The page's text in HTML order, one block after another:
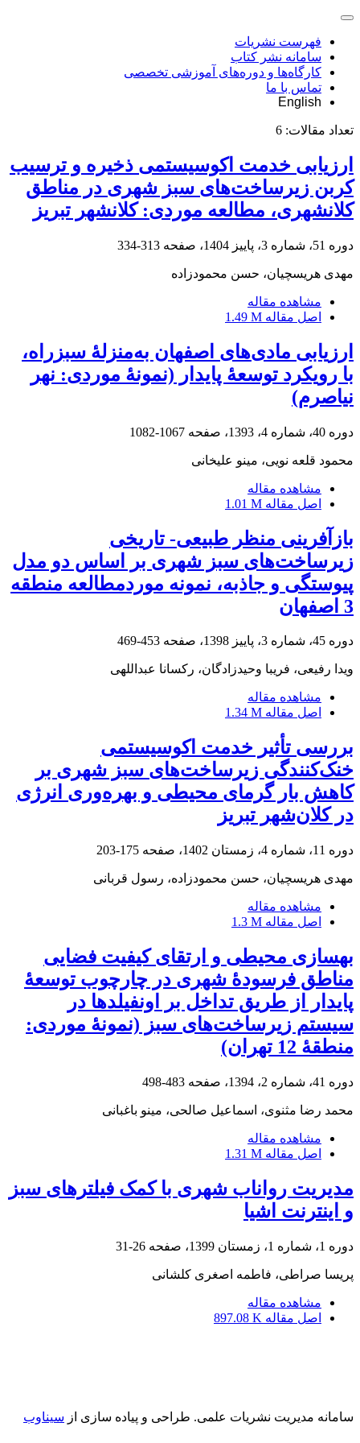
فهرست نشریات
سامانه نشر کتاب
کارگاه‌ها و دوره‌های آموزشی تخصصی
تماس با ما
English
تعداد مقالات: 6
ارزیابی خدمت اکوسیستمی ذخیره و ترسیب
کربن زیرساخت‌های سبز شهری در مناطق
کلانشهری، مطالعه موردی: کلانشهر تبریز
دوره 51، شماره 3، پاییز 1404، صفحه 313-334
مهدی هریسچیان، حسن محمودزاده
مشاهده مقاله
اصل مقاله 1.49 M
ارزیابی مادی‌های اصفهان به‌منزلۀ سبزراه،
با رویکرد توسعۀ پایدار (نمونۀ موردی: نهر
نیاصرم)
دوره 40، شماره 4، 1393، صفحه 1067-1082
محمود قلعه نویی، مینو علیخانی
مشاهده مقاله
اصل مقاله 1.01 M
بازآفرینی منظر طبیعی- تاریخی
زیرساخت‌های سبز شهری بر اساس دو مدل
پیوستگی و جاذبه، نمونه موردمطالعه منطقه
3 اصفهان
دوره 45، شماره 3، پاییز 1398، صفحه 453-469
ویدا رفیعی، فریبا وحیدزادگان، رکسانا عبداللهی
مشاهده مقاله
اصل مقاله 1.34 M
بررسی تأثیر خدمت اکوسیستمی
خنک‌کنندگی زیرساخت‌های سبز شهری بر
کاهش بار گرمای محیطی و بهره‌وری انرژی
در کلان‌شهر تبریز
دوره 11، شماره 4، زمستان 1402، صفحه 175-203
مهدی هریسچیان، حسن محمودزاده، رسول قربانی
مشاهده مقاله
اصل مقاله 1.3 M
بهسازی محیطی و ارتقای کیفیت فضایی
مناطق فرسودۀ شهری در چارچوب توسعۀ
پایدار از طریق تداخل بر اونفیلدها در
سیستم زیرساخت‌های سبز (نمونۀ موردی:
منطقۀ 12 تهران)
دوره 41، شماره 2، 1394، صفحه 483-498
محمد رضا مثنوی، اسماعیل صالحی، مینو باغبانی
مشاهده مقاله
اصل مقاله 1.31 M
مدیریت رواناب شهری با کمک فیلترهای سبز
و اینترنت اشیا
دوره 1، شماره 1، زمستان 1399، صفحه 26-31
پریسا صراطی، فاطمه اصغری کلشانی
مشاهده مقاله
اصل مقاله 897.08 K
سامانه مدیریت نشریات علمی. طراحی و پیاده سازی از سیناوب